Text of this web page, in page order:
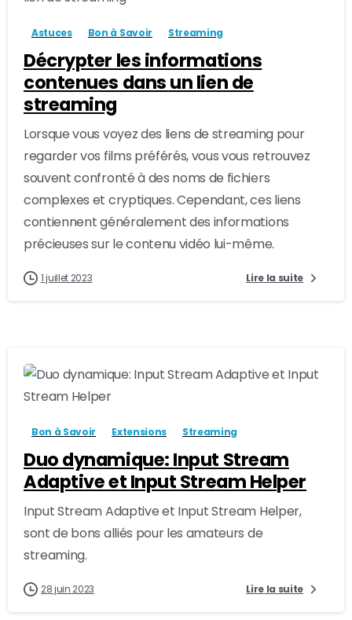
Astuces Bon à Savoir Streaming
Décrypter les informations
contenues dans un lien de
streaming
Lorsque vous voyez des liens de streaming pour
regarder vos films préférés, vous vous retrouvez
souvent confronté à des noms de fichiers
complexes et cryptiques. Cependant, ces liens
contiennent généralement des informations
précieuses sur le contenu vidéo lui-même.
1 juillet 2023 Lire la suite
0 -
Bon à Savoir Extensions Streaming
Duo dynamique: Input Stream
Adaptive et Input Stream Helper
Input Stream Adaptive et Input Stream Helper,
sont de bons alliés pour les amateurs de
streaming.
28 juin 2023 Lire la suite